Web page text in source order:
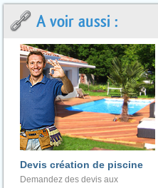
A voir aussi :
Devis création de piscine
Demandez des devis aux